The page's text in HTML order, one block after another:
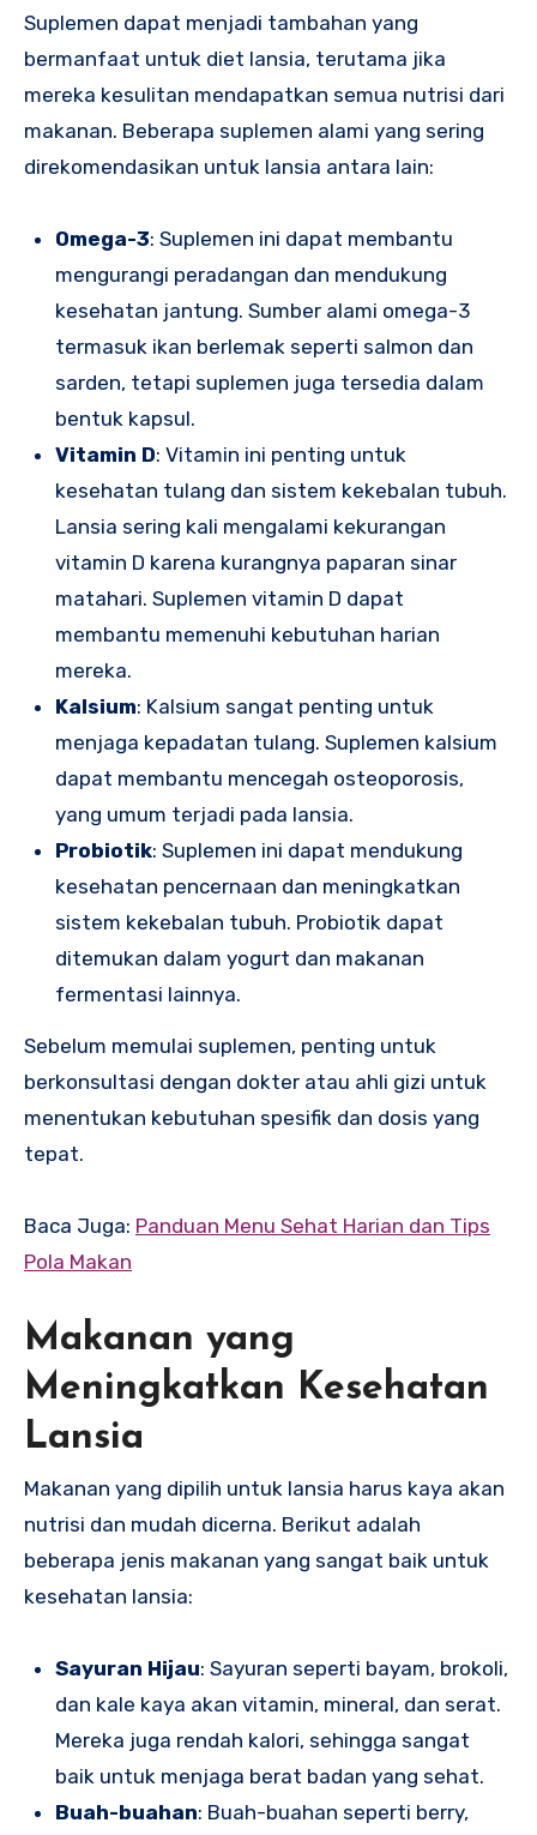
Suplemen dapat menjadi tambahan yang
bermanfaat untuk diet lansia, terutama jika
mereka kesulitan mendapatkan semua nutrisi dari
makanan. Beberapa suplemen alami yang sering
direkomendasikan untuk lansia antara lain:
Omega-3: Suplemen ini dapat membantu
mengurangi peradangan dan mendukung
kesehatan jantung. Sumber alami omega-3
termasuk ikan berlemak seperti salmon dan
sarden, tetapi suplemen juga tersedia dalam
bentuk kapsul.
Vitamin D: Vitamin ini penting untuk
kesehatan tulang dan sistem kekebalan tubuh.
Lansia sering kali mengalami kekurangan
vitamin D karena kurangnya paparan sinar
matahari. Suplemen vitamin D dapat
membantu memenuhi kebutuhan harian
mereka.
Kalsium: Kalsium sangat penting untuk
menjaga kepadatan tulang. Suplemen kalsium
dapat membantu mencegah osteoporosis,
yang umum terjadi pada lansia.
Probiotik: Suplemen ini dapat mendukung
kesehatan pencernaan dan meningkatkan
sistem kekebalan tubuh. Probiotik dapat
ditemukan dalam yogurt dan makanan
fermentasi lainnya.
Sebelum memulai suplemen, penting untuk
berkonsultasi dengan dokter atau ahli gizi untuk
menentukan kebutuhan spesifik dan dosis yang
tepat.
Baca Juga: Panduan Menu Sehat Harian dan Tips
Pola Makan
Makanan yang
Meningkatkan Kesehatan
Lansia
Makanan yang dipilih untuk lansia harus kaya akan
nutrisi dan mudah dicerna. Berikut adalah
beberapa jenis makanan yang sangat baik untuk
kesehatan lansia:
Sayuran Hijau: Sayuran seperti bayam, brokoli,
dan kale kaya akan vitamin, mineral, dan serat.
Mereka juga rendah kalori, sehingga sangat
baik untuk menjaga berat badan yang sehat.
Buah-buahan: Buah-buahan seperti berry,